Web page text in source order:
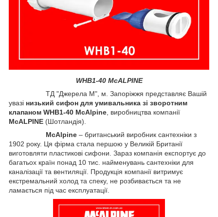
WHB1-40 McALPINE
ТД "Джерела М", м. Запоріжжя представляє Вашій
увазі низький сифон для умивальника зі зворотним
клапаном WHB1-40 McAlpine , виробництва компанії
McALPINE (Шотландія).
McAlpine – британський виробник сантехніки з
1902 року. Ця фірма стала першою у Великій Британії
виготовляти пластикові сифони. Зараз компанія експортує до
багатьох країн понад 10 тис. найменувань сантехніки для
каналізації та вентиляції. Продукція компанії витримує
екстремальний холод та спеку, не розбивається та не
ламається під час експлуатації.